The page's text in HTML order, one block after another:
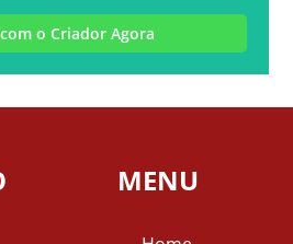
o Criador Agora
MENU